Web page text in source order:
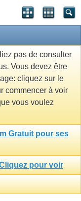
pas de consulter
Vous devez être
cliquez sur le
commencer à voir
vous voulez
Gratuit pour ses
pour voir